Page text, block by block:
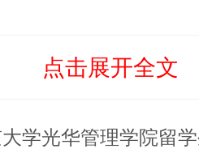
点击展开全文
光华管理学院留学生攻